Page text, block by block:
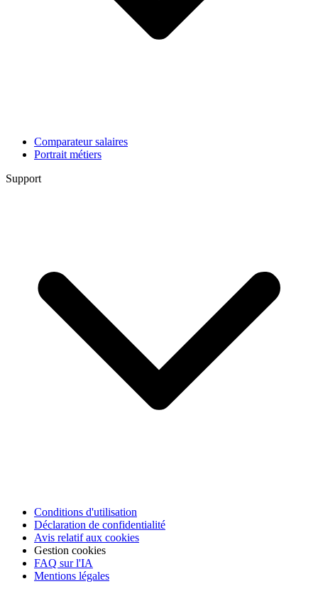
Comparateur salaires
Portrait métiers
Support
Conditions d'utilisation
Déclaration de confidentialité
Avis relatif aux cookies
Gestion cookies
FAQ sur l'IA
Mentions légales